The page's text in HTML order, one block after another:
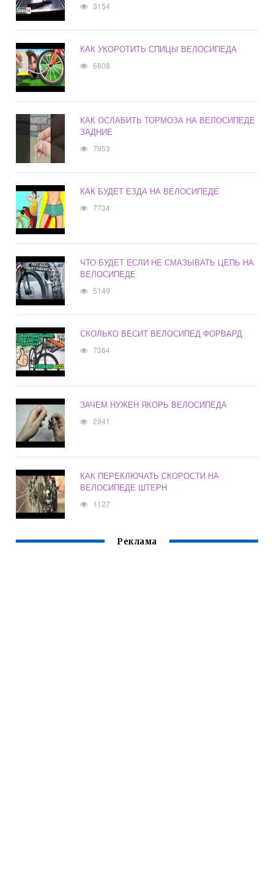
3154
КАК УКОРОТИТЬ СПИЦЫ ВЕЛОСИПЕДА
6808
КАК ОСЛАБИТЬ ТОРМОЗА НА ВЕЛОСИПЕДЕ
ЗАДНИЕ
7953
КАК БУДЕТ ЕЗДА НА ВЕЛОСИПЕДЕ
7734
ЧТО БУДЕТ ЕСЛИ НЕ СМАЗЫВАТЬ ЦЕПЬ НА
ВЕЛОСИПЕДЕ
5149
СКОЛЬКО ВЕСИТ ВЕЛОСИПЕД ФОРВАРД
7364
ЗАЧЕМ НУЖЕН ЯКОРЬ ВЕЛОСИПЕДА
2941
КАК ПЕРЕКЛЮЧАТЬ СКОРОСТИ НА
ВЕЛОСИПЕДЕ ШТЕРН
1127
Реклама